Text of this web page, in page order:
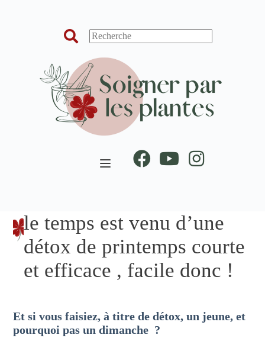
le temps est venu d’une
détox de printemps courte
et efficace , facile donc !
Et si vous faisiez, à titre de détox, un jeune, et
pourquoi pas un dimanche ?